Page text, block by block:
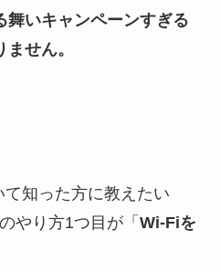
舞いキャンペーンすぎる
せん。
知った方に教えたい
やり方1つ目が「 Wi-Fiを